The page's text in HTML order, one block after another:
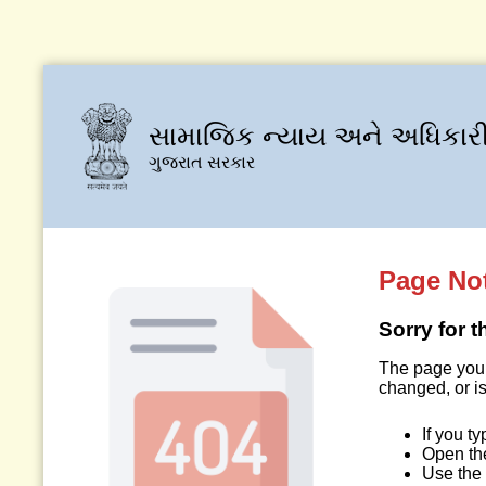
સામાજિક ન્યાય અને
ગુજરાત સરકાર
Page
Sorry for
The page
changed, or
If you
Open
Use